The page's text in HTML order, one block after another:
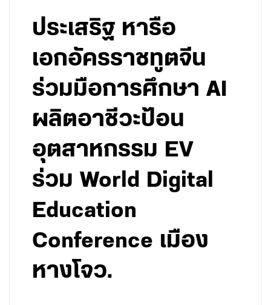
ประเสริฐ หารือ
เอกอัครราชทูตจีน
ร่วมมือการศึกษา AI
ผลิตอาชีวะป้อน
อุตสาหกรรม EV
ร่วม World Digital
Education
Conference เมือง
หางโจว.